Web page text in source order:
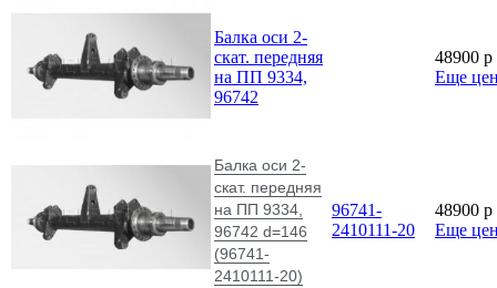
Балка оси 2-
скат. передняя
на ПП 9334,
96742
48900 p
Еще
Балка оси 2-
скат. передняя
на ПП 9334,
96742 d=146
(96741-
2410111-20)
96741-
2410111-20
48900 p
Еще